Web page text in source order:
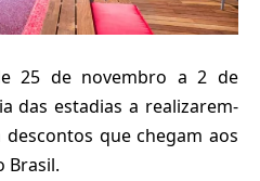
25 de novembro a 2 de
das estadias a realizarem-
que chegam aos
Brasil.